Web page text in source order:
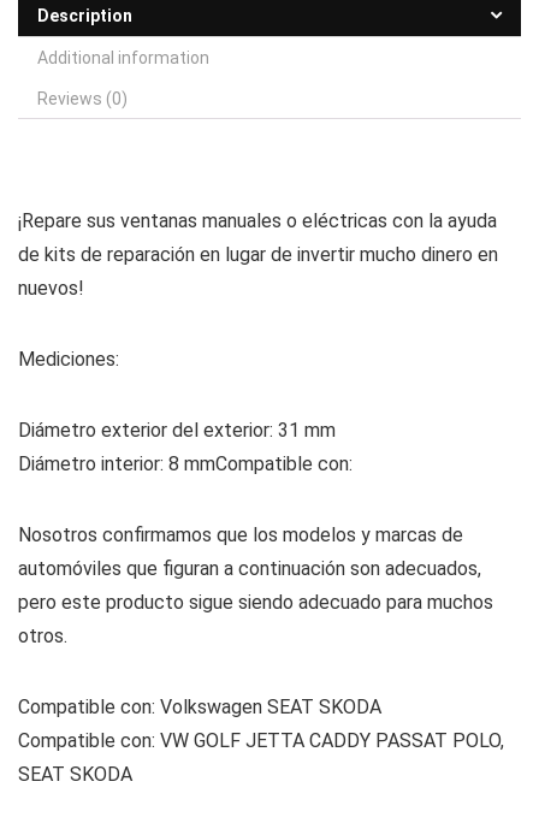
Description
Additional information
Reviews (0)
¡Repare sus ventanas manuales o eléctricas con la ayuda
de kits de reparación en lugar de invertir mucho dinero en
nuevos!
Mediciones:
Diámetro exterior del exterior: 31 mm
Diámetro interior: 8 mmCompatible con:
Nosotros confirmamos que los modelos y marcas de
automóviles que figuran a continuación son adecuados,
pero este producto sigue siendo adecuado para muchos
otros.
Compatible con: Volkswagen SEAT SKODA
Compatible con: VW GOLF JETTA CADDY PASSAT POLO,
SEAT SKODA